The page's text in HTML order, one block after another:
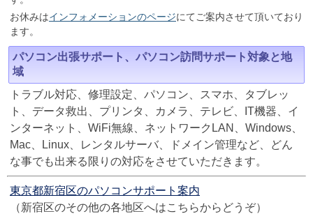
お休みはインフォメーションのページにてご案内させて頂いており
ます。
パソコン出張サポート、パソコン訪問サポート対象と地
域
トラブル対応、修理設定、パソコン、スマホ、タブレッ
ト、データ救出、プリンタ、カメラ、テレビ、IT機器、イ
ンターネット、WiFi無線、ネットワークLAN、Windows、
Mac、Linux、レンタルサーバ、ドメイン管理など、どん
な事でも出来る限りの対応をさせていただきます。
東京都新宿区のパソコンサポート案内
（新宿区のその他の各地区へはこちらからどうぞ）